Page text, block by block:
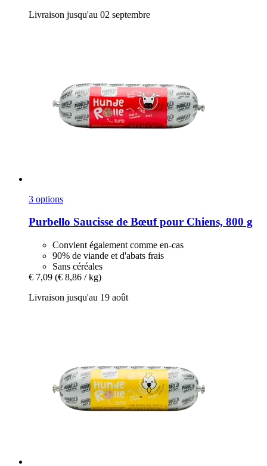
Livraison jusqu'au 02 septembre
3 options
Purbello Saucisse de Bœuf pour Chiens, 800 g
Convient également comme en-cas
90% de viande et d'abats frais
Sans céréales
€ 7,09 (€ 8,86 / kg)
Livraison jusqu'au 19 août